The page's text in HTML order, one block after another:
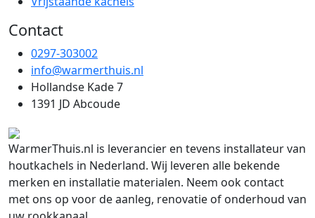
Contact
0297-303002
info@warmerthuis.nl
Hollandse Kade 7
1391 JD Abcoude
WarmerThuis.nl is leverancier en tevens installateur van
houtkachels in Nederland. Wij leveren alle bekende
merken en installatie materialen. Neem ook contact
met ons op voor de aanleg, renovatie of onderhoud van